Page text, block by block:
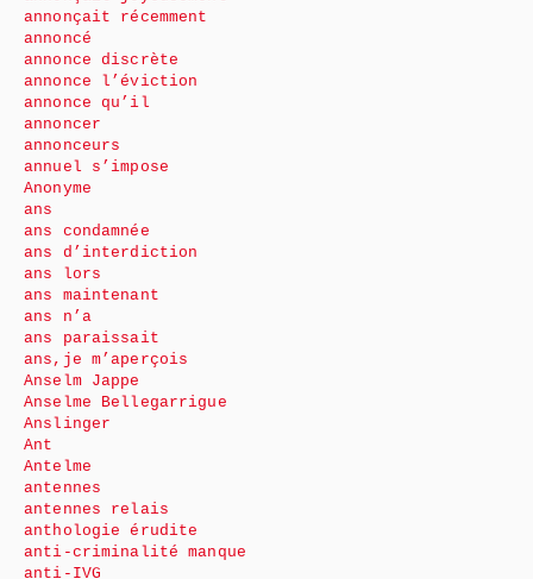
annonçait récemment
annoncé
annonce discrète
annonce l’éviction
annonce qu’il
annoncer
annonceurs
annuel s’impose
Anonyme
ans
ans condamnée
ans d’interdiction
ans lors
ans maintenant
ans n’a
ans paraissait
ans,je m’aperçois
Anselm Jappe
Anselme Bellegarrigue
Anslinger
Ant
Antelme
antennes
antennes relais
anthologie érudite
anti-criminalité manque
anti-IVG